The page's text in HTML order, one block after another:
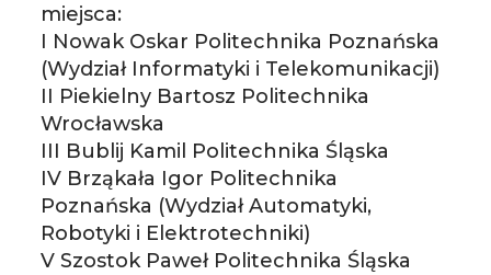
miejsca:
I Nowak Oskar Politechnika Poznańska
(Wydział Informatyki i Telekomunikacji)
II Piekielny Bartosz Politechnika
Wrocławska
III Bublij Kamil Politechnika Śląska
IV Brząkała Igor Politechnika
Poznańska (Wydział Automatyki,
Robotyki i Elektrotechniki)
V Szostok Paweł Politechnika Śląska